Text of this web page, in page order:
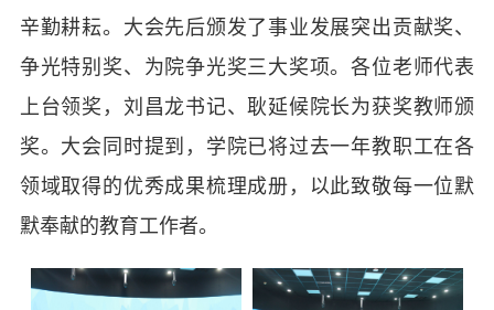
辛勤耕耘。大会先后颁发了事业发展突出贡献奖、
争光特别奖、为院争光奖三大奖项。各位老师代表
上台领奖，刘昌龙书记、耿延候院长为获奖教师颁
奖。大会同时提到，学院已将过去一年教职工在各
领域取得的优秀成果梳理成册，以此致敬每一位默
默奉献的教育工作者。